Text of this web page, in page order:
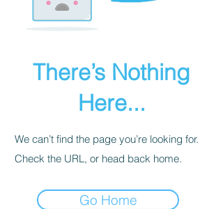
There’s Nothing
Here...
We can’t find the page you’re looking for.
Check the URL, or head back home.
Go Home